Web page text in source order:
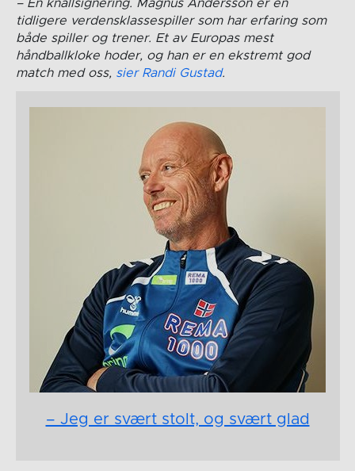
– En knallsignering. Magnus Andersson er en
tidligere verdensklassespiller som har erfaring som
både spiller og trener. Et av Europas mest
håndballkloke hoder, og han er en ekstremt god
match med oss, sier Randi Gustad.
– Jeg er svært stolt, og svært glad